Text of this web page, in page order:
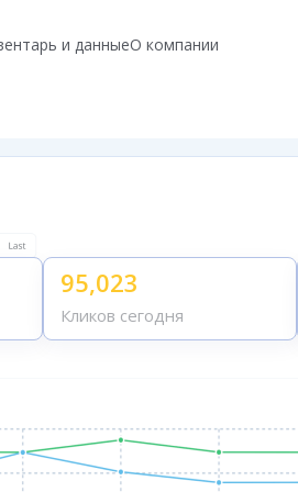
и данныеО компании
95,023
Кликов сегодня